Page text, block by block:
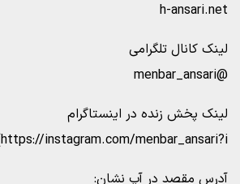
h-ansari.net
لینک کانال تلگرامی
@menbar_ansari
لینک پخش زنده در اینستاگرام
https://instagram.com/menbar_ansari?i)
آدرس مقصد در آپ نشان: